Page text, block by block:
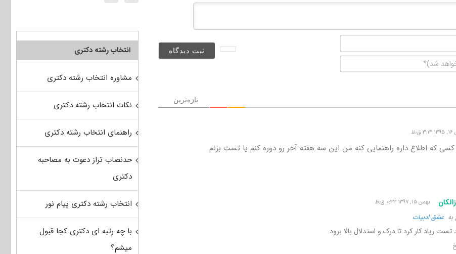
(منتشر
تازه‌ترین
که اطلاع داره راهنمایی کنه من این سه هفته آخر رو دوره کنم یا تست بزنم
بهمن ۱۵, ۱۳۹۷ ۰:۳۳ ق٫ظ
بهعشق ادبیات
تست زیاد کار کرد تا درک و استدلال بالا برود.
انتخاب رشته دکتری
مشاوره انتخاب رشته دکتری
نکات انتخاب رشته دکتری
راهنمای انتخاب رشته دکتری
حدنصاب تراز دعوت به مصاحبه
دکتری
انتخاب رشته دکتری پیام نور
با چه رتبه ای دکتری کجا قبول
میشم؟